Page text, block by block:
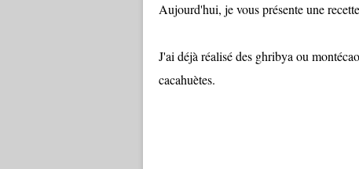
Aujourd'hui, je vous présente une
J'ai déjà réalisé des ghribya ou
cacahuètes.